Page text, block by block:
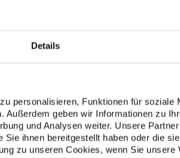
Details
personalisieren, Funktionen für soziale
geben wir Informationen zu
und Analysen weiter. Unsere
ihnen bereitgestellt haben oder die
zu unseren Cookies, wenn Sie unsere
VITA LUMEX
Easy Transformation. Make it